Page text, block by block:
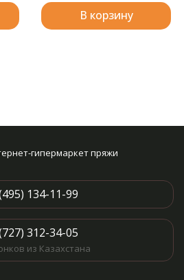
В корзину
гипермаркет пряжи
134-11-99
312-34-05
из Казахстана